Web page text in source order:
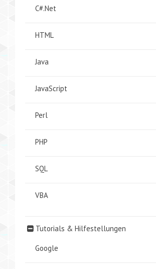
C#.Net
HTML
Java
JavaScript
Perl
PHP
SQL
VBA
Tutorials & Hilfestellungen
Google